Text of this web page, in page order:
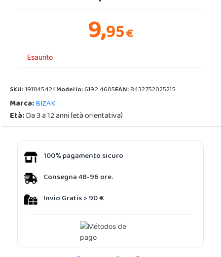
9,95€
Esaurito
SKU:1911145424Modello:6192 4605EAN:8432752025215
Marca:BIZAK
Età:Da 3 a 12 anni (età orientativa)
100% pagamento sicuro
Consegna 48-96 ore.
Invio Gratis > 90 €